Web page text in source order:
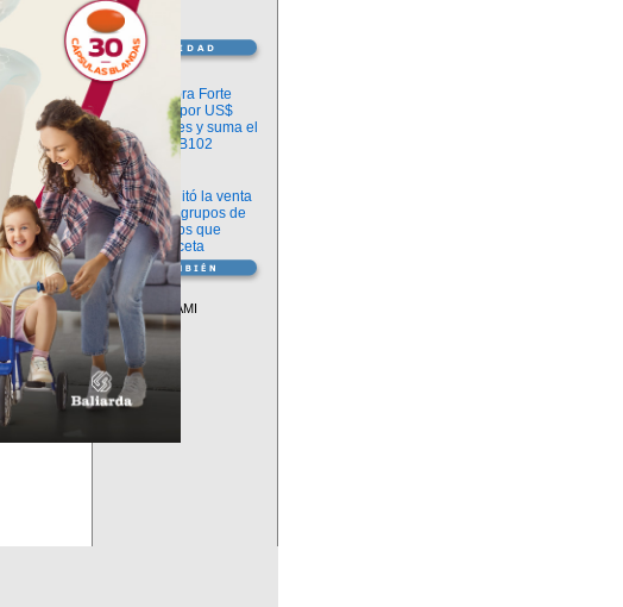
Información
argenx compra Forte
Biosciences por US$
2.200 millones y suma el
anticuerpo FB102
Información
ANMAT habilitó la venta
libre de diez grupos de
medicamentos que
requerían receta
Vademécum
Descuentos PAMI